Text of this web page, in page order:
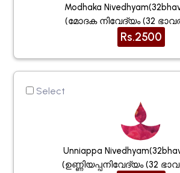
Modhaka
(മോദക നിവേദ്യം (32
Rs.2500
Select
Unniappa
(ഉണ്ണിയപ്പനിവേദ്യം (32